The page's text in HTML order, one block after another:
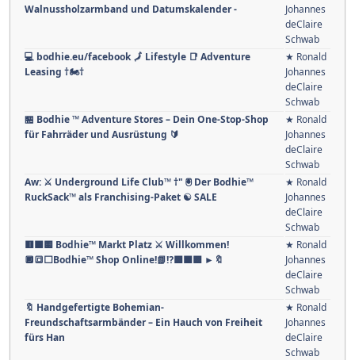
Walnussholzarmband und Datumskalender -
Johannes
deClaire
Schwab
💻 bodhie.eu/facebook 🗾 Lifestyle 📑 Adventure
Leasing †🏍️†
★ Ronald
Johannes
deClaire
Schwab
🏪 Bodhie ™ Adventure Stores – Dein One-Stop-Shop
für Fahrräder und Ausrüstung 🔰
★ Ronald
Johannes
deClaire
Schwab
Aw: ⚔ Underground Life Club™ †" 🖲 Der Bodhie™
RuckSack™ als Franchising-Paket ☯ SALE
★ Ronald
Johannes
deClaire
Schwab
🟥🟧🟨 Bodhie™ Markt Platz ⚔ Willkommen!
🔲🔳⬜Bodhie™ Shop Online!📗⁉️🟩🟦🟪 ►🔖
★ Ronald
Johannes
deClaire
Schwab
🔖 Handgefertigte Bohemian-
Freundschaftsarmbänder – Ein Hauch von Freiheit
fürs Han
★ Ronald
Johannes
deClaire
Schwab